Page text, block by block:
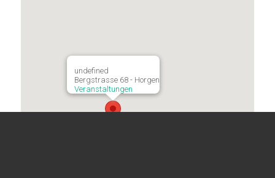
undefined
Bergstrasse 68 - Horgen
Veranstaltungen